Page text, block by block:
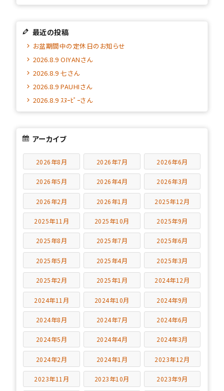
最近の投稿
お盆期間中の定休日のお知らせ
2026.8.9 OIYANさん
2026.8.9 七さん
2026.8.9 PAUHIさん
2026.8.9 ｽﾇｰﾋﾟｰさん
アーカイブ
2026年8月 2026年7月 2026年6月
2026年5月 2026年4月 2026年3月
2026年2月 2026年1月 2025年12月
2025年11月 2025年10月 2025年9月
2025年8月 2025年7月 2025年6月
2025年5月 2025年4月 2025年3月
2025年2月 2025年1月 2024年12月
2024年11月 2024年10月 2024年9月
2024年8月 2024年7月 2024年6月
2024年5月 2024年4月 2024年3月
2024年2月 2024年1月 2023年12月
2023年11月 2023年10月 2023年9月